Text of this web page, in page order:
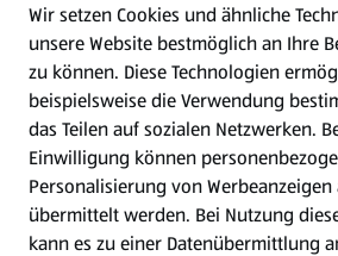
WhatsApp
Gewinnspiele
Mein HOFER. Meine Einkäufe.
Meine Meinung. Mein HOFER.
Wir setzen Cookies und ähnliche
unsere Website bestmöglich an Ihre
zu können. Diese Technologien
beispielsweise die Verwendung
das Teilen auf sozialen Netzwerken.
Einwilligung können
Personalisierung von Werbeanzeigen
übermittelt werden. Bei Nutzung
kann es zu einer Datenübermittlung